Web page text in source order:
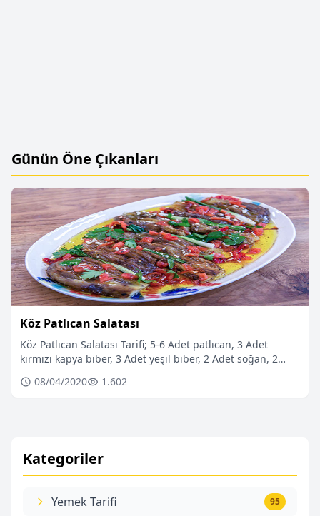
Kategoriler
Yemek Tarifi 95
Günün Öne Çıkanları
Köz Patlıcan Salatası
Köz Patlıcan Salatası Tarifi; 5-6 Adet patlıcan, 3 Adet
kırmızı kapya biber, 3 Adet yeşil biber, 2 Adet soğan, 2…
08/04/2020
1.602